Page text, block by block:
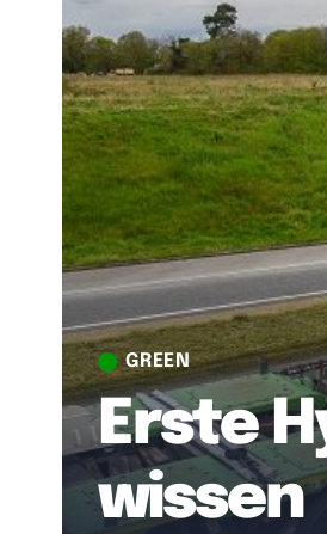
GREEN
Erste
wissen